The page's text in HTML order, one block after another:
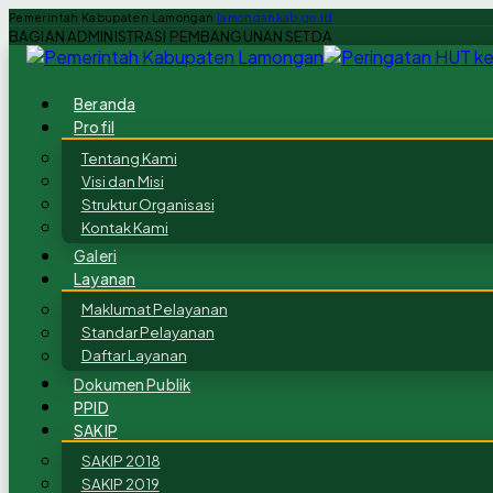
Pemerintah Kabupaten Lamongan lamongankab.go.id
BAGIAN ADMINISTRASI PEMBANGUNAN SETDA
Beranda
Profil
Tentang Kami
Visi dan Misi
Struktur Organisasi
Kontak Kami
Galeri
Layanan
Maklumat Pelayanan
Standar Pelayanan
Daftar Layanan
Dokumen Publik
PPID
SAKIP
SAKIP 2018
SAKIP 2019